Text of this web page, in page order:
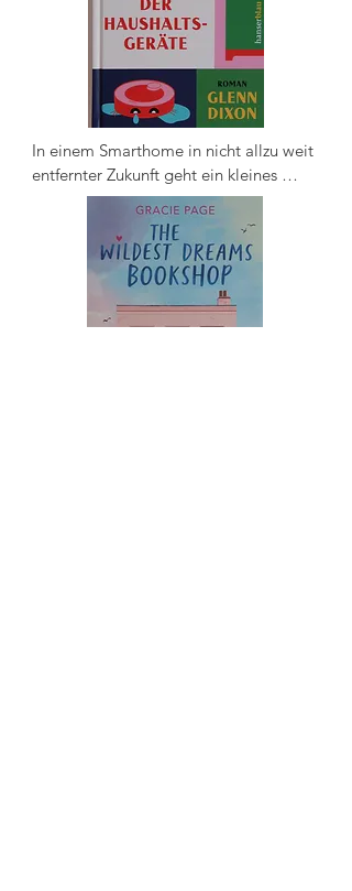
In einem Smarthome in nicht allzu weit
entfernter Zukunft geht ein kleines
Gerät seiner liebsten Tätigkeit nach:
Scout, ein Staubsaugerroboter, hört
gern zu, wenn sein Besitzer Harold
seiner Frau vorliest. Als Harold von
einem Verlust erschüttert wird, machen
es sich Scout und die anderen